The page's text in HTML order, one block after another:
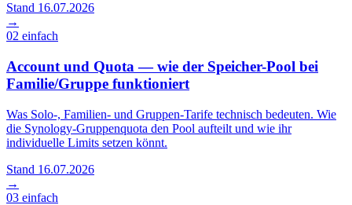
Stand 16.07.2026
→
02 einfach
Account und Quota — wie der Speicher-Pool bei
Familie/Gruppe funktioniert
Was Solo-, Familien- und Gruppen-Tarife technisch bedeuten. Wie
die Synology-Gruppenquota den Pool aufteilt und wie ihr
individuelle Limits setzen könnt.
Stand 16.07.2026
→
03 einfach